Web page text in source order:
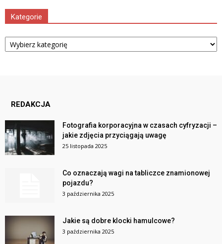
Kategorie
Kategorie
REDAKCJA
Fotografia korporacyjna w czasach cyfryzacji –
jakie zdjęcia przyciągają uwagę
25 listopada 2025
Co oznaczają wagi na tabliczce znamionowej
pojazdu?
3 października 2025
Jakie są dobre klocki hamulcowe?
3 października 2025